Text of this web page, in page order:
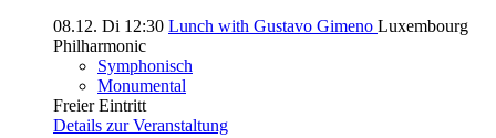
08.12. Di 12:30 Lunch with Gustavo Gimeno Luxembourg
Philharmonic
Symphonisch
Monumental
Freier Eintritt
Details zur Veranstaltung